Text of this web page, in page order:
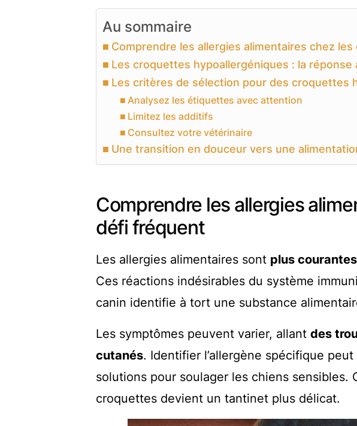
Au sommaire
Comprendre les allergies alimentaires chez
Les croquettes hypoallergéniques : la réponse
Les critères de sélection pour des croquettes
Analysez les étiquettes avec attention
Limitez les additifs
Consultez votre vétérinaire
Une transition en douceur vers une
Comprendre les allergies
défi fréquent
Les allergies alimentaires sont plus
Ces réactions indésirables du système
canin identifie à tort une substance
Les symptômes peuvent varier, allant des
cutanés. Identifier l’allergène spécifique
solutions pour soulager les chiens sensibles.
croquettes devient un tantinet plus délicat.